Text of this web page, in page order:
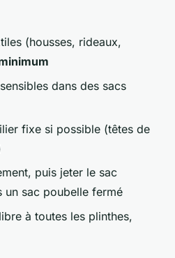
(housses, rideaux,
dans des sacs
fixe si possible (têtes de
puis jeter le sac
un sac poubelle fermé
à toutes les plinthes,